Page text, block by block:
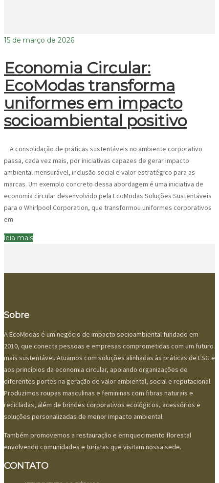
15 de março de 2026
Economia Circular:
EcoModas transforma
uniformes em impacto
socioambiental positivo
A consolidação de práticas sustentáveis no ambiente corporativo
passa, cada vez mais, por iniciativas capazes de gerar impacto
ambiental mensurável, inclusão social e valor estratégico para as
marcas. Um exemplo concreto dessa abordagem é uma iniciativa de
economia circular desenvolvido pela EcoModas Soluções Sustentáveis
para o Whirlpool Corporation, que transformou uniformes corporativos
em
leia mais
Sobre
A EcoModas é um negócio de impacto socioambiental fundado em
2010, que conecta pessoas e empresas comprometidas com um futuro
mais sustentável. Atuamos com soluções alinhadas às práticas de ESG e
aos princípios da economia circular, apoiando organizações de
diferentes portes na geração de valor ambiental, social e reputacional.
Produzimos roupas masculinas e femininas com fibras naturais e
recicladas, além de brindes corporativos ecológicos, acessórios e
soluções personalizadas de menor impacto ambiental.
Também promovemos a restauração e enriquecimento florestal
envolvendo comunidades e turistas que visitam nossa sede.
CONTATO